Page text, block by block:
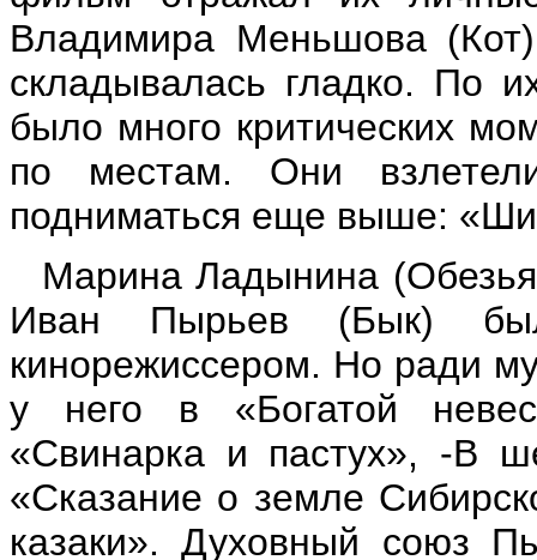
Владимира Меньшова
складывалась гладко. По
было много критических
по местам. Они
подниматься еще выше:
Марина Ладынина
Иван Пырьев (Бык)
кинорежиссером. Но ради
у него в «Богатой
«Свинарка и пастух», -В
«Сказание о земле
казаки». Духовный союз